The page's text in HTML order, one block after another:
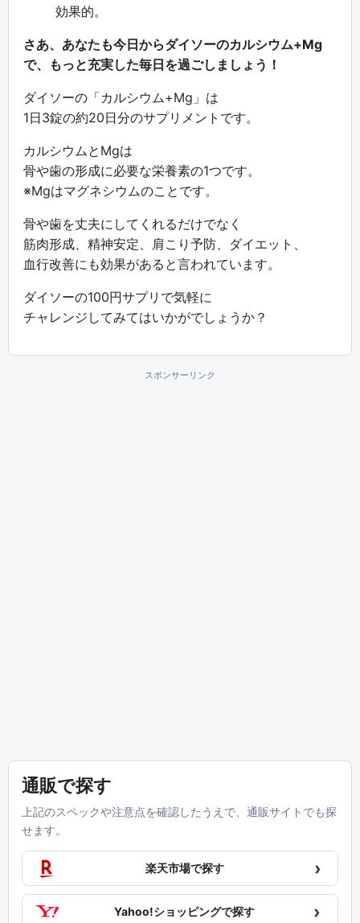
効果的。
さあ、あなたも今日からダイソーのカルシウム+Mg
で、もっと充実した毎日を過ごしましょう！
ダイソーの「カルシウム+Mg」は
1日3錠の約20日分のサプリメントです。
カルシウムとMgは
骨や歯の形成に必要な栄養素の1つです。
※Mgはマグネシウムのことです。
骨や歯を丈夫にしてくれるだけでなく
筋肉形成、精神安定、肩こり予防、ダイエット、
血行改善にも効果があると言われています。
ダイソーの100円サプリで気軽に
チャレンジしてみてはいかがでしょうか？
スポンサーリンク
通販で探す
上記のスペックや注意点を確認したうえで、通販サイトでも探
せます。
楽天市場で探す ›
Yahoo!ショッピングで探す ›